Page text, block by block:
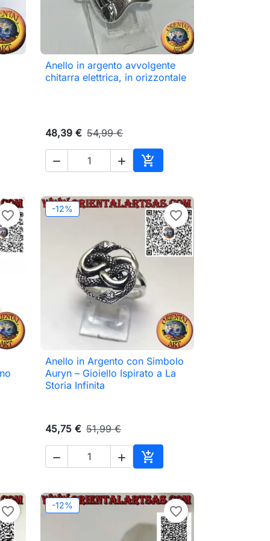
al carrello
 Anteprima
Anello in argento avvolgente
chitarra elettrica, in orizzontale
48,39 € 54,99 €
  
Aggiungi al carrello
favorite_border
al carrello
-12% favorite_border
 Anteprima
Anello in Argento con Simbolo
Auryn – Gioiello Ispirato a La
Storia Infinita
45,75 € 51,99 €
  
Aggiungi al carrello
favorite_border -12% favorite_border